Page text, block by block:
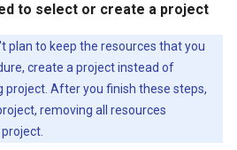
to select or create a project
plan to keep the resources that you
create a project instead of
project. After you finish these steps,
removing all resources